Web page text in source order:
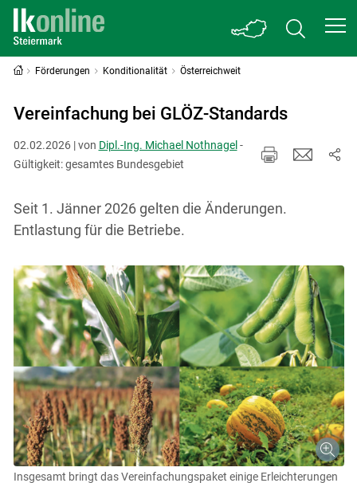
Förderungen Konditionalität Österreichweit
Vereinfachung bei GLÖZ-Standards
02.02.2026 | von Dipl.-Ing. Michael Nothnagel-
Gültigkeit: gesamtes Bundesgebiet
Seit 1. Jänner 2026 gelten die Änderungen.
Entlastung für die Betriebe.
Insgesamt bringt das Vereinfachungspaket einige Erleichterungen